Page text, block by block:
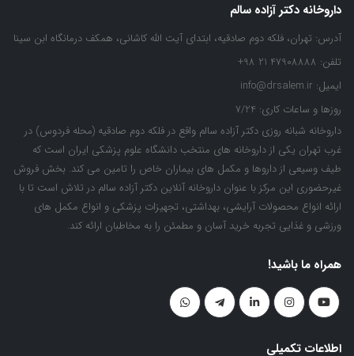
داروخانه دکتر آزاده سالم
آدرس: تهران، فلکه دوم صادقیه، ابتدای آیت الله کاشانی، همکف درمانگاه ابن سینا
تلفن: 47908888 21 98+
ایمیل: info@drsalem.ir
روزها و ساعات کاری: 7/24
داروخانه شبانه روزی دکتر آزاده سالم واقع در فلکه دوم صادقیه (محله فردوس) در
غرب تهران یکی از داروخانه های منتخب دانشگاه علوم پزشکی ایران است که
طیف وسیعی از داروها و مکمل های بیماران خاص را تامین می کند. بخش فروش
غیرحضوری این مرکز با عنوان داروخانه آنلاین دکتر آزاده سالم در تلاش است تا با
ارائه انواع محصولات آرایشی، بهداشتی، تجهیزات پزشکی و انواع مکمل های
ورزشی و غذایی تجربه خرید آسان و مطمئن را به مخاطبان ارائه کند.
همراه ما باشید!
اطلاعات تکمیلی